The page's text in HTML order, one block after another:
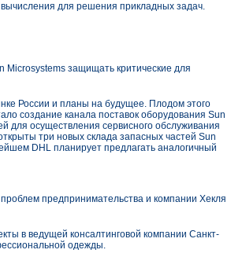
для решения прикладных задач.
Microsystems защищать критические для
России и планы на будущее. Плодом этого
создание канала поставок оборудования Sun
для осуществления сервисного обслуживания
три новых склада запасных частей Sun
DHL планирует предлагать аналогичный
предпринимательства и компании Хекля
в ведущей консалтинговой компании Санкт-
одежды.